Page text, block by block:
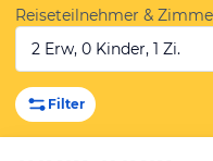
Reiseteilnehmer &
2 Erw, 0 Kinder, 1 Zi.
Filter